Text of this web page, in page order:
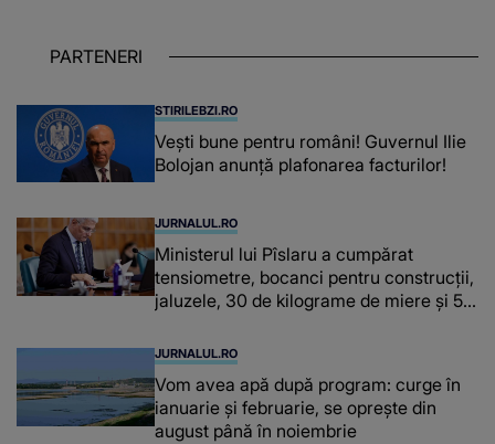
chiar și după trecerea anilor: "De
PARTENERI
STIRILEBZI.RO
Vești bune pentru români! Guvernul Ilie
Bolojan anunță plafonarea facturilor!
JURNALUL.RO
Ministerul lui Pîslaru a cumpărat
tensiometre, bocanci pentru construcții,
jaluzele, 30 de kilograme de miere și 50
JURNALUL.RO
Vom avea apă după program: curge în
ianuarie și februarie, se oprește din
august până în noiembrie